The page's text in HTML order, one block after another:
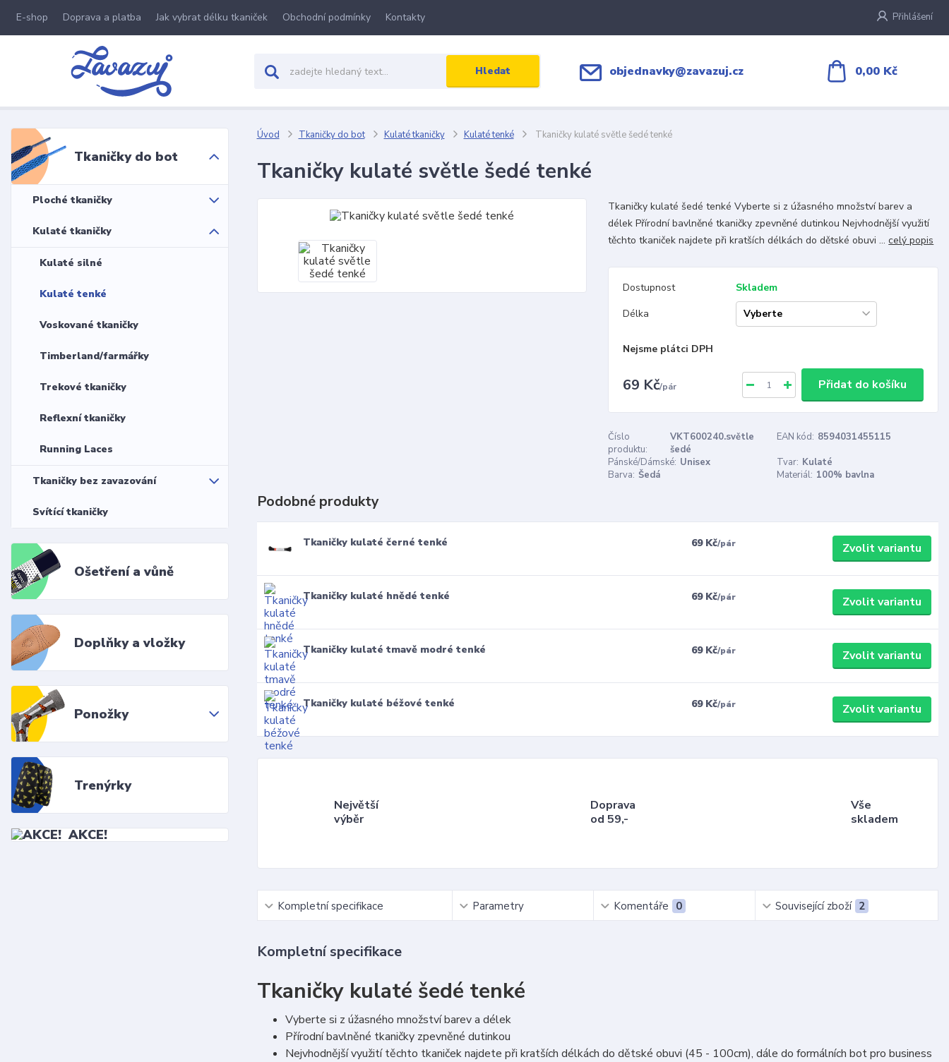
E-shop Doprava a platba Jak vybrat délku tkaniček Obchodní podmínky Kontakty Přihlášení
Hledat objednavky@zavazuj.cz 0,00 Kč
Tkaničky do bot
Ploché tkaničky
Kulaté tkaničky
Kulaté silné
Kulaté tenké
Voskované tkaničky
Timberland/farmářky
Trekové tkaničky
Reflexní tkaničky
Running Laces
Tkaničky bez zavazování
Svítící tkaničky
Ošetření a vůně
Doplňky a vložky
Ponožky
Trenýrky
AKCE!
Úvod Tkaničky do bot Kulaté tkaničky Kulaté tenké Tkaničky kulaté světle šedé tenké
Tkaničky kulaté světle šedé tenké
Tkaničky kulaté šedé tenké Vyberte si z úžasného množství barev a
délek Přírodní bavlněné tkaničky zpevněné dutinkou Nejvhodnější využití
těchto tkaniček najdete při kratších délkách do dětské obuvi ...celý popis
Dostupnost
Skladem
Délka
Nejsme plátci DPH
69 Kč/pár Přidat do košíku
Číslo
produktu:
VKT600240.světle
šedé
EAN kód: 8594031455115
Pánské/Dámské: Unisex Tvar: Kulaté
Barva: Šedá Materiál: 100% bavlna
Podobné produkty
Tkaničky kulaté černé tenké 69 Kč/pár Zvolit variantu
Tkaničky kulaté hnědé tenké 69 Kč/pár Zvolit variantu
Tkaničky kulaté tmavě modré tenké 69 Kč/pár Zvolit variantu
Tkaničky kulaté béžové tenké 69 Kč/pár Zvolit variantu
Největší
výběr
Doprava
od 59,-
Vše
skladem
Kompletní specifikace Parametry Komentáře 0 Související zboží 2
Kompletní specifikace
Tkaničky kulaté šedé tenké
Vyberte si z úžasného množství barev a délek
Přírodní bavlněné tkaničky zpevněné dutinkou
Nejvhodnější využití těchto tkaniček najdete při kratších délkách do dětské obuvi (45 - 100cm), dále do formálních bot pro business